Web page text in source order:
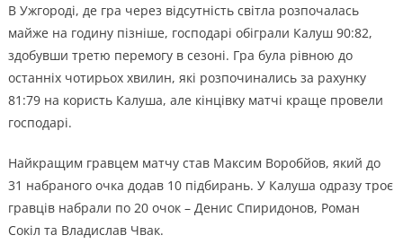
В Ужгороді, де гра через відсутність світла розпочалась
майже на годину пізніше, господарі обіграли Калуш 90:82,
здобувши третю перемогу в сезоні. Гра була рівною до
останніх чотирьох хвилин, які розпочинались за рахунку
81:79 на користь Калуша, але кінцівку матчі краще провели
господарі.
Найкращим гравцем матчу став Максим Воробйов, який до
31 набраного очка додав 10 підбирань. У Калуша одразу троє
гравців набрали по 20 очок – Денис Спиридонов, Роман
Сокіл та Владислав Чвак.